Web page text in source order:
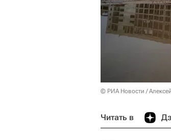
© РИА Новости /
Читать в